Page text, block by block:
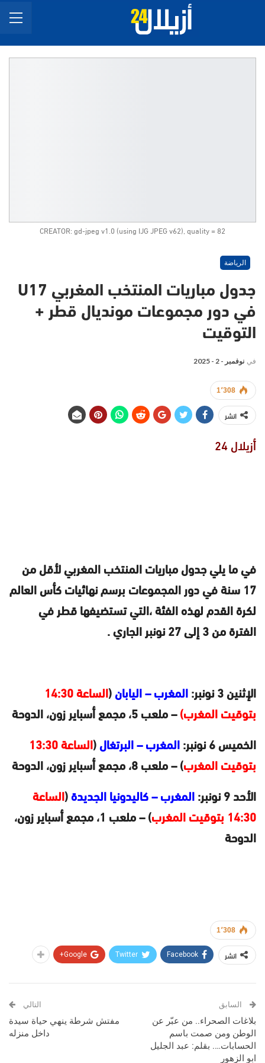
CREATOR: gd-jpeg v1.0 (using IJG JPEG v62), quality = 82
الرياضة
جدول مباريات المنتخب المغربي U17
في دور مجموعات مونديال قطر +
التوقيت
في نوفمبر - 2 - 2025
1٬308
انشر
أزيلال 24
في ما يلي جدول مباريات المنتخب المغربي لأقل من
17 سنة في دور المجموعات برسم نهائيات كأس العالم
لكرة القدم لهذه الفئة ،التي تستضيفها قطر في
الفترة من 3 إلى 27 نونبر الجاري .
الإثنين 3 نونبر: المغرب – اليابان(
الساعة 14:30
بتوقيت المغرب)– ملعب 5، مجمع أسباير زون، الدوحة
الخميس 6 نونبر:
المغرب – البرتغال(
الساعة 13:30
بتوقيت المغرب) – ملعب 8، مجمع أسباير زون، الدوحة
الأحد 9 نونبر:
المغرب – كاليدونيا الجديدة(الساعة
14:30 بتوقيت المغرب
) – ملعب 1، مجمع أسباير زون،
الدوحة
1٬308
انشر Facebook
Twitter
Google+
السابق
بلاغات الصحراء.. من عبّر عن
الوطن ومن صمت باسم
الحسابات…. بقلم: عبد الجليل
ابو الزهور
التالي
مفتش شرطة ينهي حياة سيدة
داخل منزله